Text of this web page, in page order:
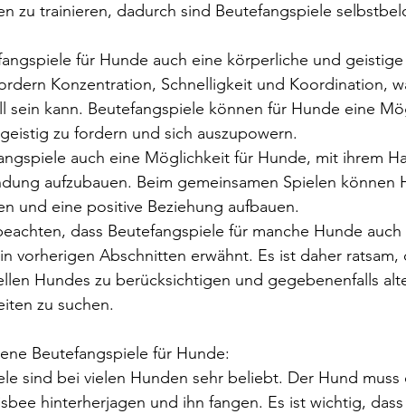
zu trainieren, dadurch sind Beutefangspiele
für Hunde auch eine körperliche und geistige
Konzentration, Schnelligkeit und Koordination,
sein kann. Beutefangspiele können für Hunde eine
zu fordern und sich auszupowern.
auch eine Möglichkeit für Hunde, mit ihrem
aufzubauen. Beim gemeinsamen Spielen können
und eine positive Beziehung aufbauen.
dass Beutefangspiele für manche Hunde auch
vorherigen Abschnitten erwähnt. Es ist daher ratsam,
Hundes zu berücksichtigen und gegebenenfalls
zu suchen.
Beutefangspiele für Hunde:
sind bei vielen Hunden sehr beliebt. Der Hund muss
hinterherjagen und ihn fangen. Es ist wichtig,